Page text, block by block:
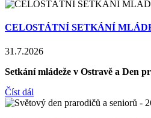
CELOSTÁTNÍ SETKÁNÍ
31.7.2026
Setkání mládeže v Ostravě a Den
Číst dál